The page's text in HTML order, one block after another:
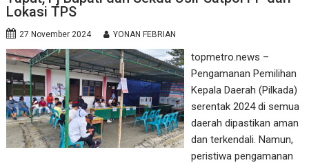
Lokasi TPS
27 November 2024 YONAN FEBRIAN
topmetro.news –
Pengamanan Pemilihan
Kepala Daerah (Pilkada)
serentak 2024 di semua
daerah dipastikan aman
dan terkendali. Namun,
peristiwa pengamanan